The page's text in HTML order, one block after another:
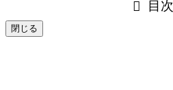
目次
閉じる